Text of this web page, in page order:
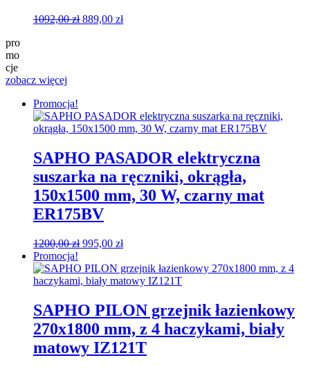
1092,00zł Pierwotna
889,00 złAktualna
pro
mo
cje
zobacz więcej
Promocja!
SAPHO PASADOR elektryczna
suszarka na ręczniki, okrągła,
150x1500 mm, 30 W, czarny mat
ER175BV
1200,00zł Pierwotna
wynosiła:
1200,00 zł.
995,00 złAktualna
wynosi:
995,00 zł.
Promocja!
SAPHO PILON grzejnik łazienkowy
270x1800 mm, z 4 haczykami, biały
matowy IZ121T